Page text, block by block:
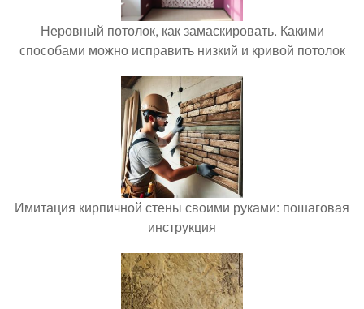
Неровный потолок, как замаскировать. Какими
способами можно исправить низкий и кривой потолок
Имитация кирпичной стены своими руками: пошаговая
инструкция